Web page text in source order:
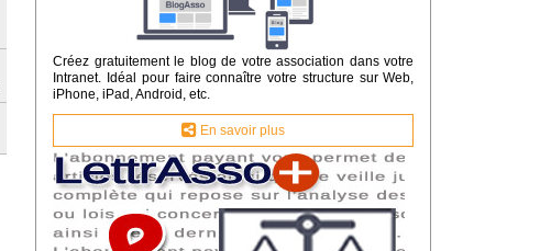
Créez gratuitement le blog de votre association dans votre
Intranet. Idéal pour faire connaître votre structure sur Web,
iPhone, iPad, Android, etc.
En savoir plus